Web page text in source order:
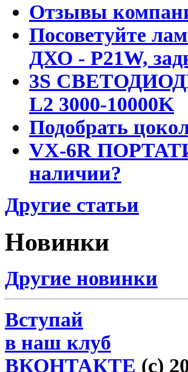
Отзывы
Посоветуйте
ДХО - P21W,
3S
L2 3000-10000K
Подобрать
VX-6R
наличии?
Другие статьи
Новинки
Другие новинки
Вступай
в наш клуб
ВКОНТАКТЕ (c)